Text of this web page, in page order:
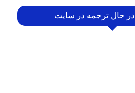
حال ترجمه در سایت